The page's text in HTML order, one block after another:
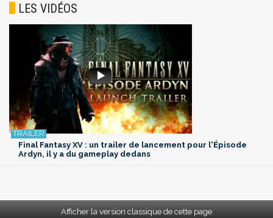
LES VIDÉOS
Final Fantasy XV : un trailer de lancement pour l'Épisode
Ardyn, il y a du gameplay dedans
Afficher la version classique de cette page